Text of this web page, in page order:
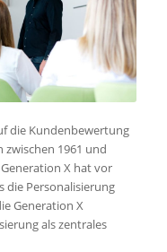
die Kundenbewertung
1961 und
X hat vor
die Personalisierung
Generation X
als zentrales